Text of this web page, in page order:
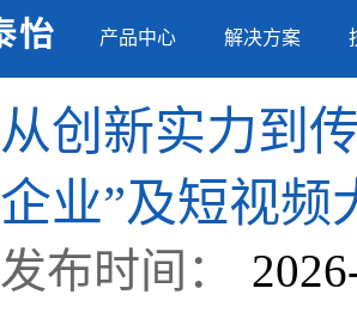
产品中心 解决方案
从创新实力到
企业”及短视频
发布时间：